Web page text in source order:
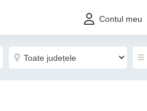
Contul meu